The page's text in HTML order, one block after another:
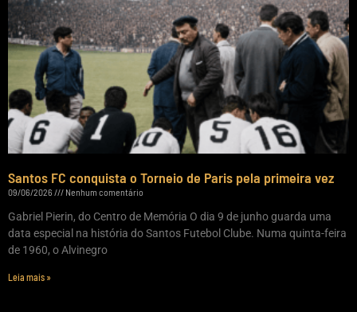
Santos FC conquista o Torneio de Paris pela primeira vez
09/06/2026 Nenhum comentário
Gabriel Pierin, do Centro de Memória O dia 9 de junho guarda uma
data especial na história do Santos Futebol Clube. Numa quinta-feira
de 1960, o Alvinegro
Leia mais »